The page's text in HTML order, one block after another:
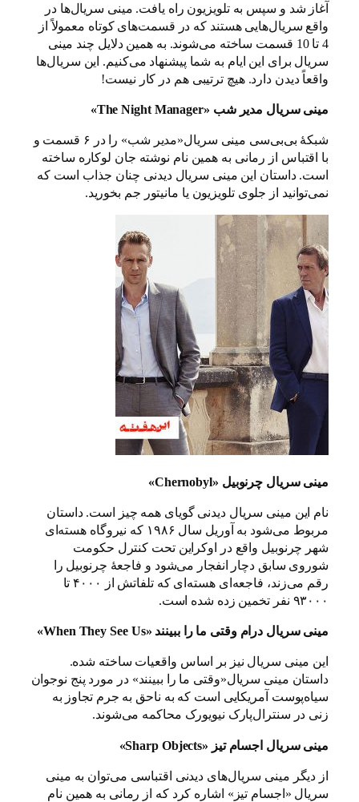
آغاز شد و سپس به تلویزیون راه یافت. مینی سریال‌ها در
واقع سریال‌هایی هستند که در قسمت‌های کوتاه معمولاً از
4 تا 10 قسمت ساخته می‌شوند. به همین دلایل چند مینی
سریال برای این ایام به شما پیشنهاد می‌کنیم. این سریال‌ها
واقعاً دیدن دارد. هیچ ترتیبی هم در کار نیست!
مینی سریال مدیر شب «The Night Manager»
شبکهٔ بی‌بی‌سی مینی سریال«مدیر شب» را در ۶ قسمت و
با اقتباس از رمانی به همین نام نوشته جان لوکاره ساخته
است. داستان این مینی سریال دیدنی چنان جذاب است که
نمی‌توانید از جلوی تلویزیون یا مانیتور جم بخورید.
مینی سریال چرنوبیل «Chernobyl»
نام این مینی سریال دیدنی گویای همه چیز است. داستان
مربوط می‌شود به آوریل سال ۱۹۸۶ که نیروگاه هسته‌ای
شهر چرنوبیل واقع در اوکراین تحت کنترل حکومت
شوروی سابق دچار انفجار می‌شود و فاجعهٔ چرنوبیل را
رقم می‌زند، فاجعه‌ای هسته‌ای که تلفاتش از ۴۰۰۰ تا
۹۳۰۰۰ نفر تخمین زده شده است.
مینی سریال درام وقتی ما را ببینند «When They See Us»
این مینی سریال نیز بر اساس واقعیات ساخته شده.
داستان مینی سریال«وقتی ما را ببینند» در مورد پنج نوجوان
سیاه‌پوست آمریکایی است که به ناحق به جرم تجاوز به
زنی در سنترال‌پارک نیویورک محاکمه می‌شوند.
مینی سریال اجسام تیز «Sharp Objects»
از دیگر مینی سریال‌های دیدنی اقتباسی می‌توان به مینی
سریال «اجسام تیز» اشاره کرد که از رمانی به همین نام